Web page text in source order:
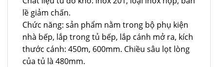
lề giảm chấn.
Chức năng: sản phẩm nằm trong bộ phụ kiện
nhà bếp, lắp trong tủ bếp, lắp cánh mở ra, kích
thước cánh: 450m, 600mm. Chiều sâu lọt lòng
của tủ là 480mm.